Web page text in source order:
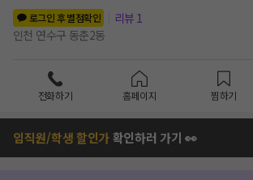
로그인 후 별점확인
리뷰 1
인천 연수구 동춘2동
전화하기 홈페이지 찜하기
임직원/학생 할인가확인하러 가기 👀